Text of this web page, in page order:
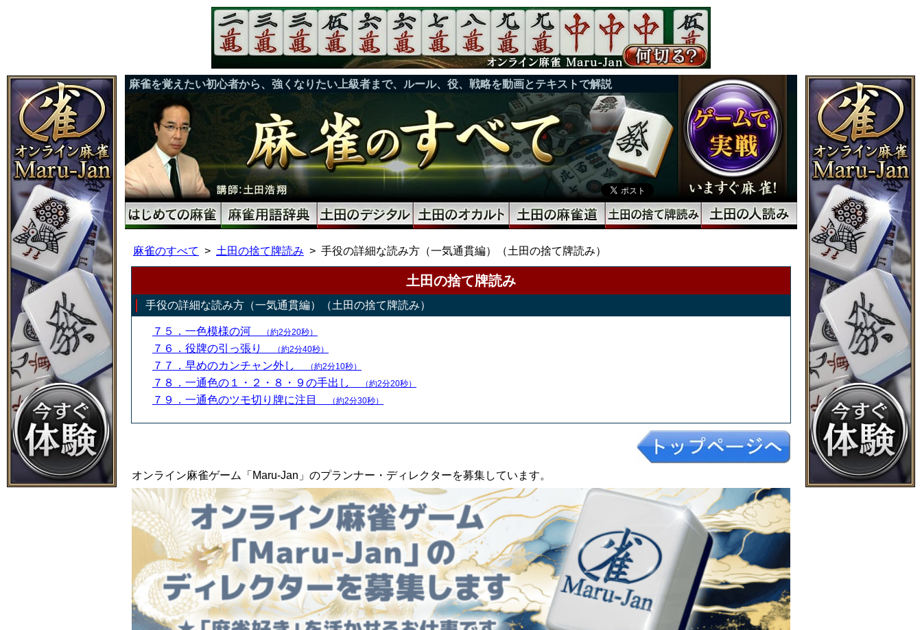
麻雀を覚えたい初心者から、強くなりたい上級者まで、ルール、役、戦略を動画とテキストで解説
麻雀のすべて 土田の捨て牌読み 手役の詳細な読み方（一気通貫編）（土田の捨て牌読み）
土田の捨て牌読み
手役の詳細な読み方（一気通貫編）（土田の捨て牌読み）
７５．一色模様の河 （約2分20秒）
７６．役牌の引っ張り （約2分40秒）
７７．早めのカンチャン外し （約2分10秒）
７８．一通色の１・２・８・９の手出し （約2分20秒）
７９．一通色のツモ切り牌に注目 （約2分30秒）
オンライン麻雀ゲーム「Maru-Jan」のプランナー・ディレクターを募集しています。